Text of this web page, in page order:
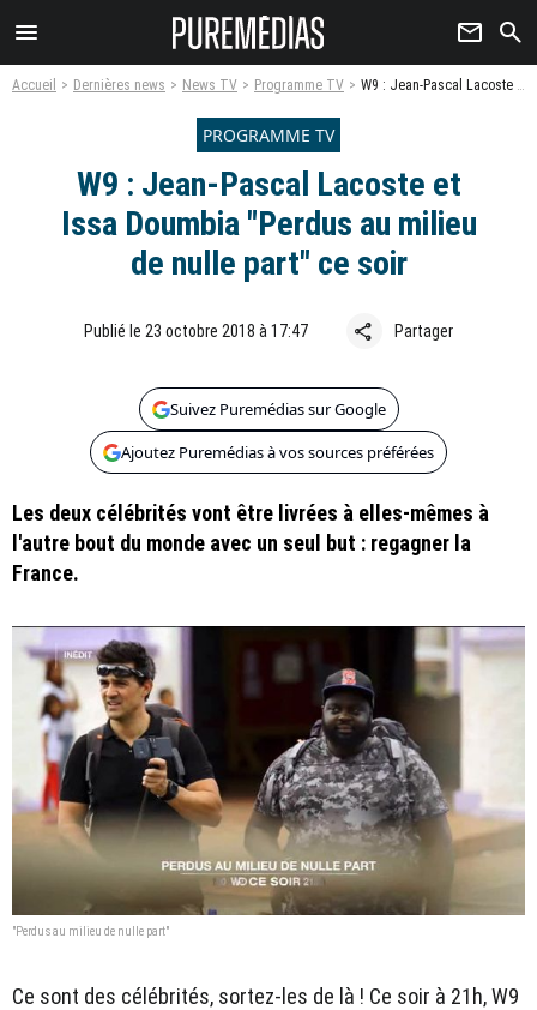
menu newsletter search
Accueil Dernières news News TV Programme TV W9 : Jean-Pascal Lacoste et Issa Doumbia "Perdus au milieu de nulle part" ce soir
PROGRAMME TV
W9 : Jean-Pascal Lacoste et
Issa Doumbia "Perdus au milieu
de nulle part" ce soir
Publié le 23 octobre 2018 à 17:47 share Partager
Suivez Puremédias sur Google
Ajoutez Puremédias à vos sources préférées
Les deux célébrités vont être livrées à elles-mêmes à
l'autre bout du monde avec un seul but : regagner la
France.
"Perdus au milieu de nulle part"
Ce sont des célébrités, sortez-les de là ! Ce soir à 21h, W9